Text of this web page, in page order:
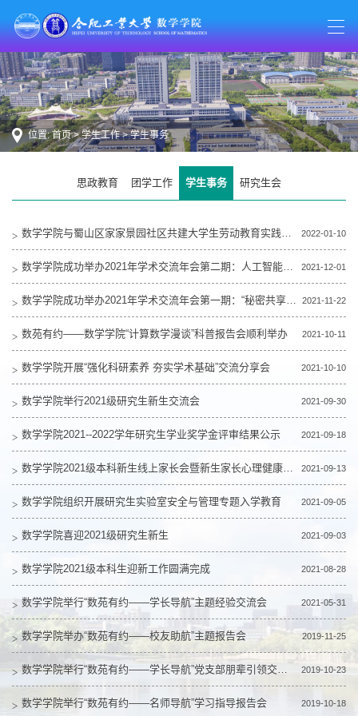
位置:首页>学生工作>学生事务
思政教育 团学工作 学生事务 研究生会
数学学院与蜀山区家家景园社区共建大学生劳动教育实践基地 2022-01-10
数学学院成功举办2021年学术交流年会第二期：人工智能技术及前沿进展报告会 2021-12-01
数学学院成功举办2021年学术交流年会第一期：“秘密共享的基本思想”报告会 2021-11-22
数苑有约——数学学院“计算数学漫谈”科普报告会顺利举办 2021-10-11
数学学院开展“强化科研素养 夯实学术基础”交流分享会 2021-10-10
数学学院举行2021级研究生新生交流会 2021-09-30
数学学院2021--2022学年研究生学业奖学金评审结果公示 2021-09-18
数学学院2021级本科新生线上家长会暨新生家长心理健康专题讲座顺利举办 2021-09-13
数学学院组织开展研究生实验室安全与管理专题入学教育 2021-09-05
数学学院喜迎2021级研究生新生 2021-09-03
数学学院2021级本科生迎新工作圆满完成 2021-08-28
数学学院举行“数苑有约——学长导航”主题经验交流会 2021-05-31
数学学院举办“数苑有约——校友助航”主题报告会 2019-11-25
数学学院举行“数苑有约——学长导航”党支部朋辈引领交流会 2019-10-23
数学学院举行“数苑有约——名师导航”学习指导报告会 2019-10-18